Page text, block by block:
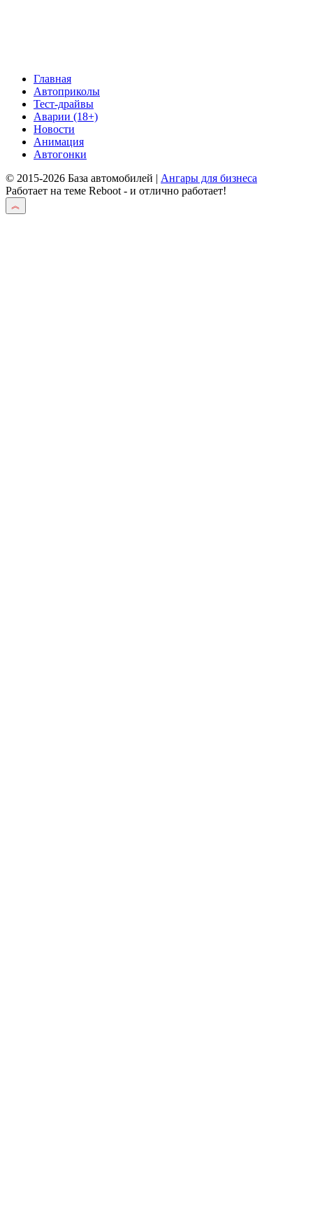
Главная
Автоприколы
Тест-драйвы
Аварии (18+)
Новости
Анимация
Автогонки
© 2015-2026 База автомобилей | Ангары для бизнеса
Работает на теме Reboot - и отлично работает!